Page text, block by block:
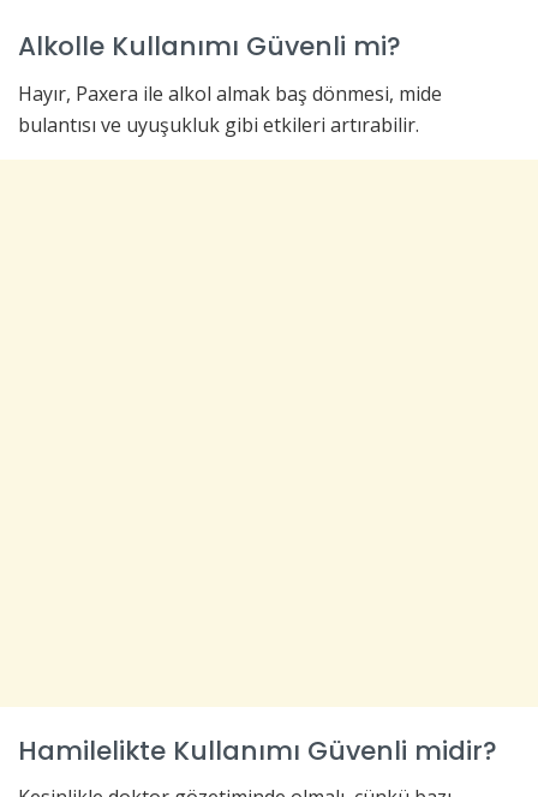
Alkolle Kullanımı Güvenli mi?
Hayır, Paxera ile alkol almak baş dönmesi, mide
bulantısı ve uyuşukluk gibi etkileri artırabilir.
Hamilelikte Kullanımı Güvenli midir?